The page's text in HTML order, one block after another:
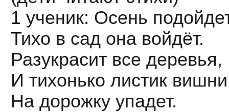
1 ученик: Осень
Тихо в сад она войдёт.
Разукрасит все деревья,
И тихонько листик вишни
На дорожку упадет.